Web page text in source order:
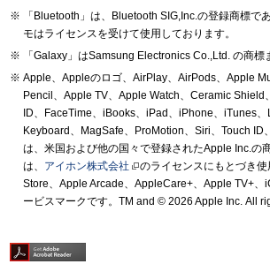
「Bluetooth」は、Bluetooth SIG,Inc.の登録商標で
モはライセンスを受けて使用しております。
「Galaxy」はSamsung Electronics Co.,Ltd. の商標
Apple、Appleのロゴ、AirPlay、AirPods、Apple
Pencil、Apple TV、Apple Watch、Ceramic Shield
ID、FaceTime、iBooks、iPad、iPhone、iTunes
Keyboard、MagSafe、ProMotion、Siri、Touch ID
は、米国および他の国々で登録されたApple Inc.の
は、 アイホン株式会社
のライセンスにもとづき
Store、Apple Arcade、AppleCare+、Apple TV+、
ービスマークです。TM and © 2026 Apple Inc. All